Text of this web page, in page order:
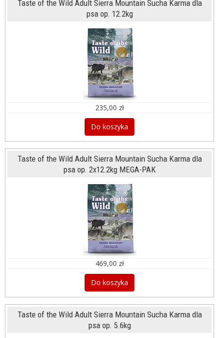
Taste of the Wild Adult Sierra Mountain Sucha Karma dla
psa op. 12.2kg
235,00 zł
Do koszyka
Taste of the Wild Adult Sierra Mountain Sucha Karma dla
psa op. 2x12.2kg MEGA-PAK
469,00 zł
Do koszyka
Taste of the Wild Adult Sierra Mountain Sucha Karma dla
psa op. 5.6kg